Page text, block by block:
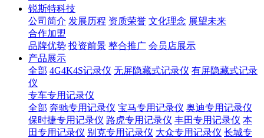
锐斯特科技
公司简介 发展历程 资质荣誉 文化理念 展望未来
合作加盟
品牌优势 投资前景 整合推广 会员店展示
产品展示
全部 4G4K4S记录仪 无屏隐藏式记录仪 有屏隐藏式记录
仪
专车专用记录仪
全部 奔驰专用记录仪 宝马专用记录仪 奥迪专用记录仪
保时捷专用记录仪 路虎专用记录仪 丰田专用记录仪 本
田专用记录仪 别克专用记录仪 大众专用记录仪 长城专